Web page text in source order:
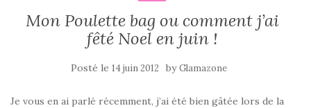
Mon Poulette bag ou comment j’ai
fêté Noel en juin !
Posté le 14 juin 2012 byGlamazone
Je vous en ai parlé récemment, j’ai été bien gâtée lors de la